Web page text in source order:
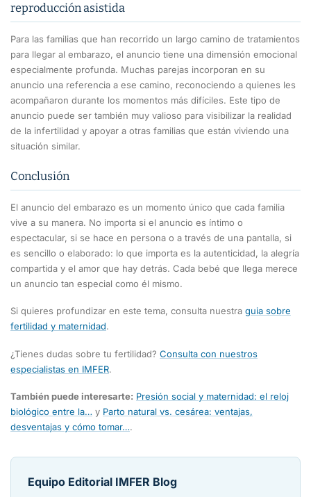
reproducción asistida
Para las familias que han recorrido un largo camino de tratamientos
para llegar al embarazo, el anuncio tiene una dimensión emocional
especialmente profunda. Muchas parejas incorporan en su
anuncio una referencia a ese camino, reconociendo a quienes les
acompañaron durante los momentos más difíciles. Este tipo de
anuncio puede ser también muy valioso para visibilizar la realidad
de la infertilidad y apoyar a otras familias que están viviendo una
situación similar.
Conclusión
El anuncio del embarazo es un momento único que cada familia
vive a su manera. No importa si el anuncio es íntimo o
espectacular, si se hace en persona o a través de una pantalla, si
es sencillo o elaborado: lo que importa es la autenticidad, la alegría
compartida y el amor que hay detrás. Cada bebé que llega merece
un anuncio tan especial como él mismo.
Si quieres profundizar en este tema, consulta nuestra guia sobre
fertilidad y maternidad.
¿Tienes dudas sobre tu fertilidad? Consulta con nuestros
especialistas en IMFER.
También puede interesarte: Presión social y maternidad: el reloj
biológico entre la… y Parto natural vs. cesárea: ventajas,
desventajas y cómo tomar….
Equipo Editorial IMFER Blog